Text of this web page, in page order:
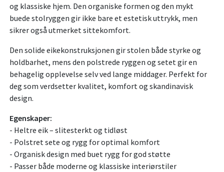
og klassiske hjem. Den organiske formen og den mykt
buede stolryggen gir ikke bare et estetisk uttrykk, men
sikrer også utmerket sittekomfort.
Den solide eikekonstruksjonen gir stolen både styrke og
holdbarhet, mens den polstrede ryggen og setet gir en
behagelig opplevelse selv ved lange middager. Perfekt for
deg som verdsetter kvalitet, komfort og skandinavisk
design.
Egenskaper:
- Heltre eik – slitesterkt og tidløst
- Polstret sete og rygg for optimal komfort
- Organisk design med buet rygg for god støtte
- Passer både moderne og klassiske interiørstiler